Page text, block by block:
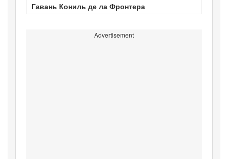
Гавань Кониль де ла Фронтера
Advertisement